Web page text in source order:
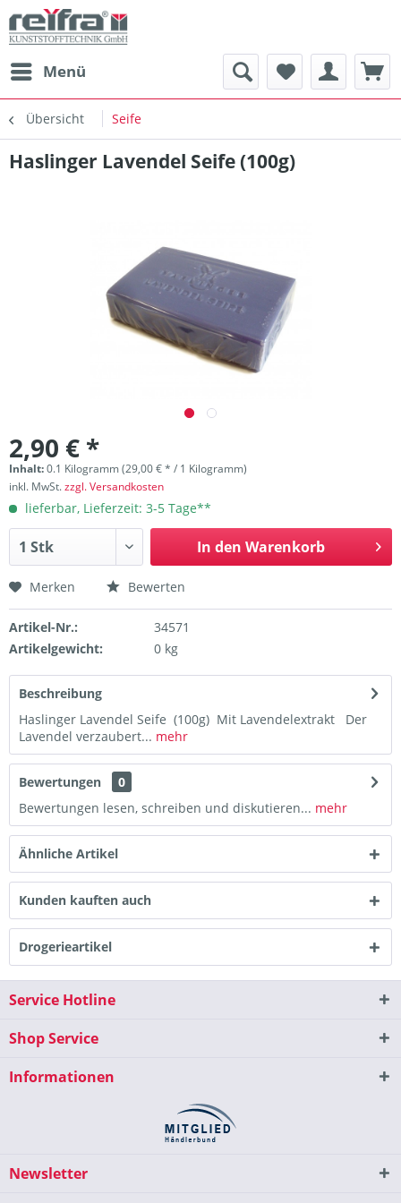
Menü
Übersicht Seife
Haslinger Lavendel Seife (100g)
2,90 € *
Inhalt:0.1 Kilogramm (29,00 € * / 1 Kilogramm)
inkl. MwSt.zzgl. Versandkosten
lieferbar, Lieferzeit: 3-5 Tage**
In den Warenkorb
Merken Bewerten
Artikel-Nr.:
34571
Artikelgewicht:
0 kg
Beschreibung
Haslinger Lavendel Seife (100g) Mit Lavendelextrakt Der
Lavendel verzaubert... mehr
Bewertungen
0
Bewertungen lesen, schreiben und diskutieren... mehr
Ähnliche Artikel
Kunden kauften auch
Drogerieartikel
Service Hotline
Shop Service
Informationen
Newsletter